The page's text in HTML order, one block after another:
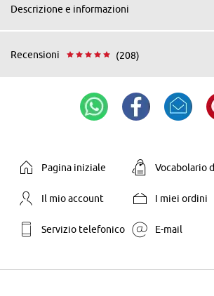
Descrizione e informazioni
Recensioni (208)
Pagina iniziale Vocabolario
Il mio account I miei ordini
Servizio telefonico E-mail